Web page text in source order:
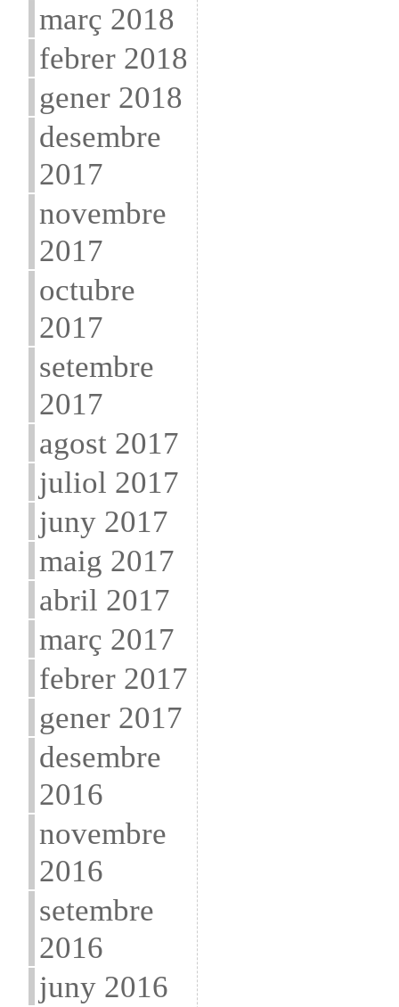
març 2018
febrer 2018
gener 2018
desembre
2017
novembre
2017
octubre
2017
setembre
2017
agost 2017
juliol 2017
juny 2017
maig 2017
abril 2017
març 2017
febrer 2017
gener 2017
desembre
2016
novembre
2016
setembre
2016
juny 2016